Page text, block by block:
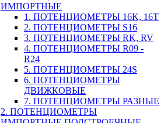
ИМПОРТНЫЕ
1. ПОТЕНЦИОМЕТРЫ 16K, 16T
2. ПОТЕНЦИОМЕТРЫ S16
3. ПОТЕНЦИОМЕТРЫ RK, RV
4. ПОТЕНЦИОМЕТРЫ R09 -
R24
5. ПОТЕНЦИОМЕТРЫ 24S
6. ПОТЕНЦИОМЕТРЫ
ДВИЖКОВЫЕ
7. ПОТЕНЦИОМЕТРЫ РАЗНЫЕ
2. ПОТЕНЦИОМЕТРЫ